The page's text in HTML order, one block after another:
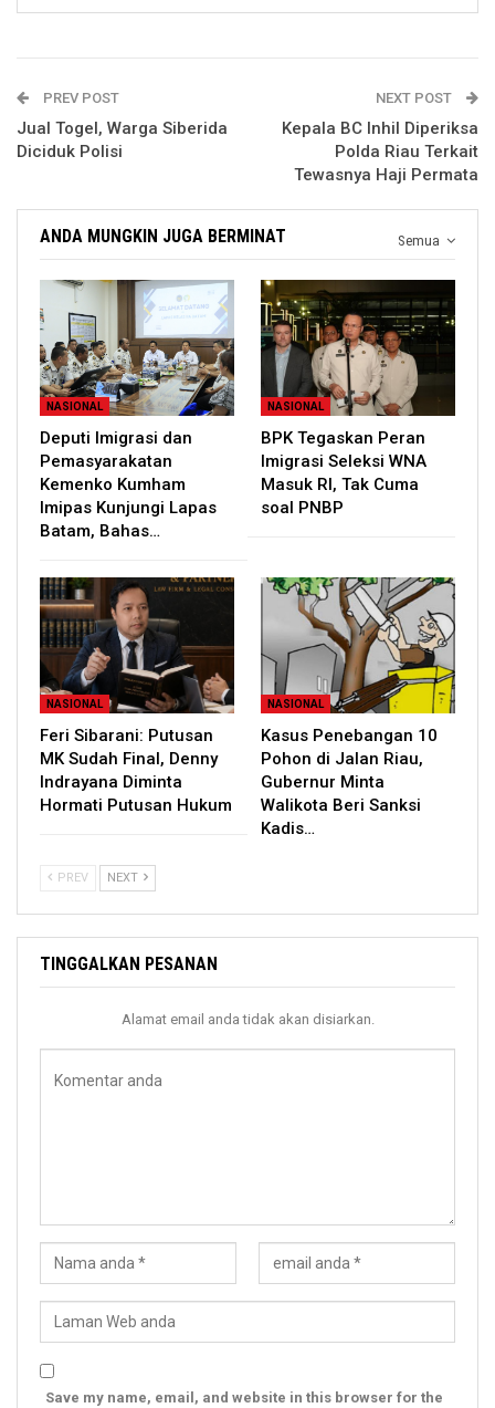
PREV POST
Jual Togel, Warga Siberida
Diciduk Polisi
NEXT POST
Kepala BC Inhil Diperiksa
Polda Riau Terkait
Tewasnya Haji Permata
Semua
ANDA MUNGKIN JUGA BERMINAT
NASIONAL
Deputi Imigrasi dan
Pemasyarakatan
Kemenko Kumham
Imipas Kunjungi Lapas
Batam, Bahas…
NASIONAL
BPK Tegaskan Peran
Imigrasi Seleksi WNA
Masuk RI, Tak Cuma
soal PNBP
NASIONAL
Feri Sibarani: Putusan
MK Sudah Final, Denny
Indrayana Diminta
Hormati Putusan Hukum
NASIONAL
Kasus Penebangan 10
Pohon di Jalan Riau,
Gubernur Minta
Walikota Beri Sanksi
Kadis…
PREV NEXT
TINGGALKAN PESANAN
Alamat email anda tidak akan disiarkan.
Save my name, email, and website in this browser for the